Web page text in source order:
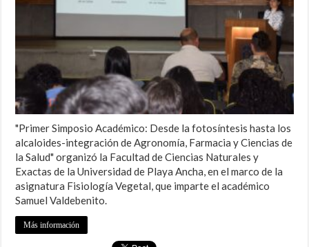
"Primer Simposio Académico: Desde la fotosíntesis hasta los
alcaloides-integración de Agronomía, Farmacia y Ciencias de
la Salud" organizó la Facultad de Ciencias Naturales y
Exactas de la Universidad de Playa Ancha, en el marco de la
asignatura Fisiología Vegetal, que imparte el académico
Samuel Valdebenito.
Más información